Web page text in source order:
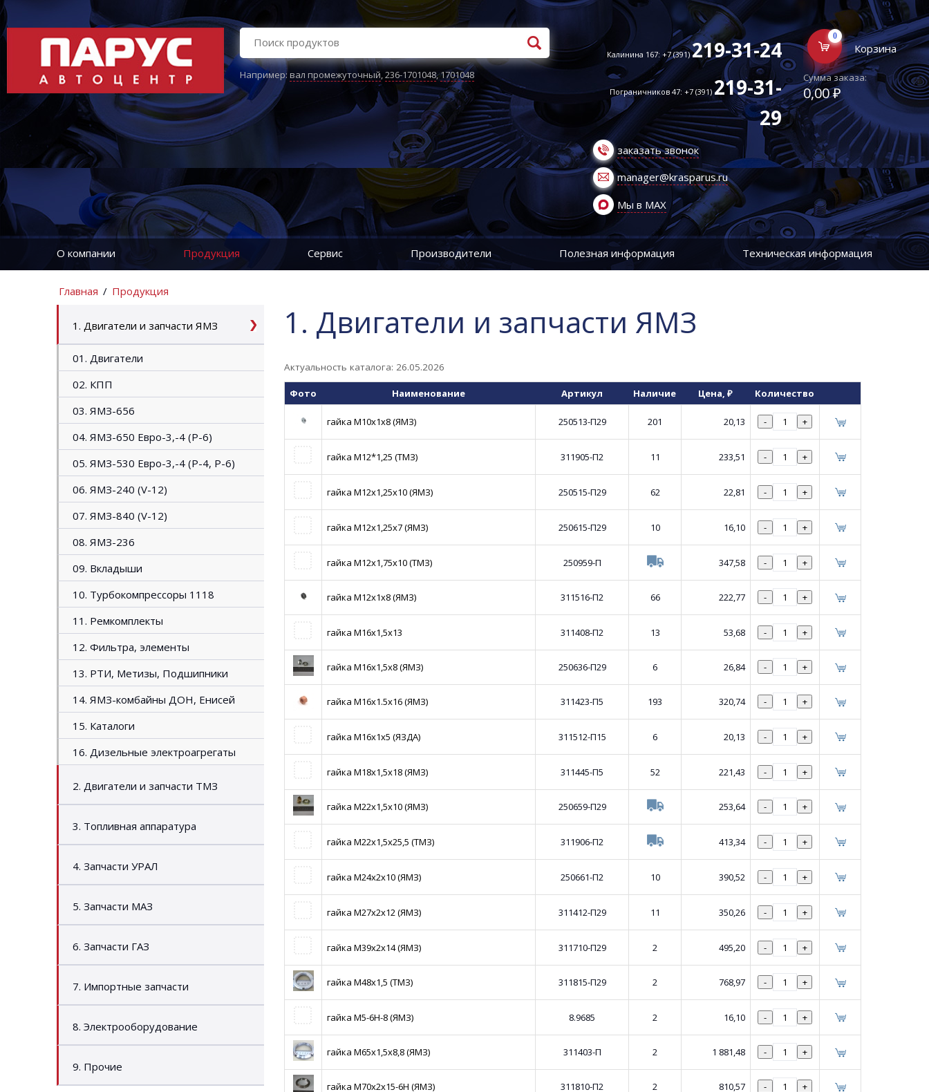
Например:вал промежуточный,236-1701048,1701048
Калинина 167: +7 (391)219-31-24
Пограничников 47: +7 (391)219-31-
29
заказать звонок
manager@krasparus.ru
Мы в MAX
0
Корзина
Сумма заказа:
0,00 ₽
О компании Продукция Сервис Производители Полезная информация Техническая информация
Главная / Продукция
1. Двигатели и запчасти ЯМЗ
01. Двигатели
02. КПП
03. ЯМЗ-656
04. ЯМЗ-650 Евро-3,-4 (P-6)
05. ЯМЗ-530 Евро-3,-4 (Р-4, P-6)
06. ЯМЗ-240 (V-12)
07. ЯМЗ-840 (V-12)
08. ЯМЗ-236
09. Вкладыши
10. Турбокомпрессоры 1118
11. Ремкомплекты
12. Фильтра, элементы
13. РТИ, Метизы, Подшипники
14. ЯМЗ-комбайны ДОН, Енисей
15. Каталоги
16. Дизельные электроагрегаты
2. Двигатели и запчасти ТМЗ
3. Топливная аппаратура
4. Запчасти УРАЛ
5. Запчасти МАЗ
6. Запчасти ГАЗ
7. Импортные запчасти
8. Электрооборудование
9. Прочие
1. Двигатели и запчасти ЯМЗ
Актуальность каталога: 26.05.2026
Фото Наименование Артикул Наличие Цена, ₽ Количество
гайка М10х1х8 (ЯМЗ) 250513-П29 201 20,13 - +
гайка М12*1,25 (ТМЗ) 311905-П2 11 233,51 - +
гайка М12х1,25х10 (ЯМЗ) 250515-П29 62 22,81 - +
гайка М12х1,25х7 (ЯМЗ) 250615-П29 10 16,10 - +
гайка М12х1,75х10 (ТМЗ) 250959-П 347,58 - +
гайка М12х1х8 (ЯМЗ) 311516-П2 66 222,77 - +
гайка М16х1,5х13 311408-П2 13 53,68 - +
гайка М16х1,5х8 (ЯМЗ) 250636-П29 6 26,84 - +
гайка М16х1.5х16 (ЯМЗ) 311423-П5 193 320,74 - +
гайка М16х1х5 (ЯЗДА) 311512-П15 6 20,13 - +
гайка М18х1,5х18 (ЯМЗ) 311445-П5 52 221,43 - +
гайка М22х1,5х10 (ЯМЗ) 250659-П29 253,64 - +
гайка М22х1,5х25,5 (ТМЗ) 311906-П2 413,34 - +
гайка М24х2х10 (ЯМЗ) 250661-П2 10 390,52 - +
гайка М27х2х12 (ЯМЗ) 311412-П29 11 350,26 - +
гайка М39х2х14 (ЯМЗ) 311710-П29 2 495,20 - +
гайка М48х1,5 (ТМЗ) 311815-П29 2 768,97 - +
гайка М5-6Н-8 (ЯМЗ) 8.9685 2 16,10 - +
гайка М65х1,5х8,8 (ЯМЗ) 311403-П 2 1 881,48 - +
гайка М70х2х15-6Н (ЯМЗ) 311810-П2 2 810,57 - +